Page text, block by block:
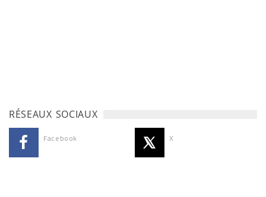
RÉSEAUX SOCIAUX
Facebook X